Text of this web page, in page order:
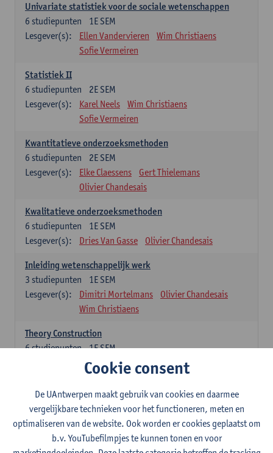
Univariate statistiek voor de sociale wetenschappen
1E SEM
6 studiepunten
Lesgever(s):
Ellen Vandervieren
Wim Christiaens
Sofie Vermeiren
Statistiek II
2E SEM
6 studiepunten
Lesgever(s):
Karel Neels
Wim Christiaens
Sofie Vermeiren
Kwantitatieve onderzoeksmethoden
2E SEM
6 studiepunten
Lesgever(s):
Elke Claessens
Gert Thielemans
Olivier Chandesais
Kwalitatieve onderzoeksmethoden
1E SEM
6 studiepunten
Lesgever(s):
Dries Van Gasse Olivier Chandesais
Inleiding wetenschappelijk werk
1E SEM
3 studiepunten
Lesgever(s):
Dimitri Mortelmans
Olivier Chandesais
Wim Christiaens
Theory Construction
1E SEM
6studiepunten
Reda Mahajar
Algemeen vormende opleidingsonderdelen (15
studiepunten)
Sociale ongelijkheid: klasse, gender, etniciteit
1E SEM
3
studiepunten
Cookie consent
De UAntwerpen maakt gebruik van cookies en daarmee
vergelijkbare technieken voor het functioneren, meten en
optimaliseren van de website. Ook worden er cookies geplaatst om
b.v. YouTubefilmpjes te kunnen tonen en voor